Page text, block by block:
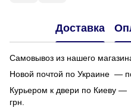
Доставка
Самовывоз из нашего
Новой почтой по Украине —
Курьером к двери по Киеву —
грн.